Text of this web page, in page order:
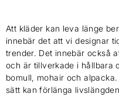
Att kläder kan leva länge
innebär det att vi designar
trender. Det innebär också
och är tillverkade i hållbara
bomull, mohair och
sätt kan förlänga